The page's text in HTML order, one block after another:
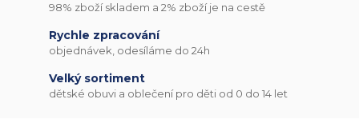
98% zboží skladem a 2% zboží je na cestě
Rychle zpracování
objednávek, odesíláme do 24h
Velký sortiment
dětské obuvi a oblečení pro děti od 0 do 14 let